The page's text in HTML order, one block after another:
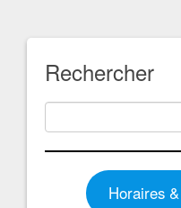
Rechercher
Horaires